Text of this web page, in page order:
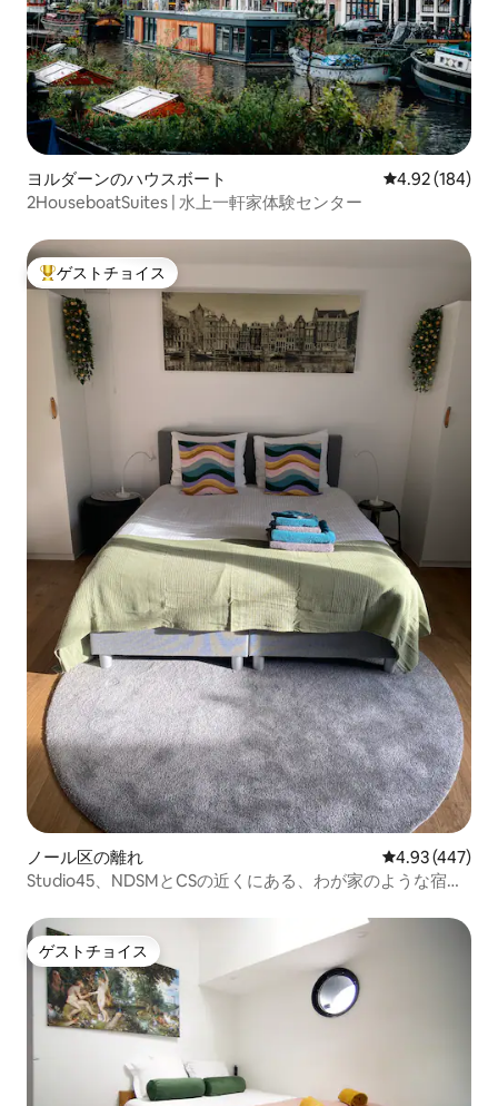
ヨルダーンのハウスボート レビュー184
4.92 (184)
2HouseboatSuites | 水上一軒家体験センター
大好評のゲストチョイスです。
ゲストチョイス
ノール区の離れ レビュー447
4.93 (447)
Studio45、NDSMとCSの近くにある、わが家のような宿泊
ゲストチョイス
ゲストチョイス